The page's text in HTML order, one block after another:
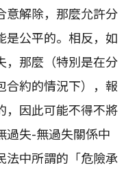
意解除，那麼允許分
是公平的。相反，如
，那麼（特別是在分
合約的情況下），報
，因此可能不得不將
過失-無過失關係中
法中所謂的「危險承